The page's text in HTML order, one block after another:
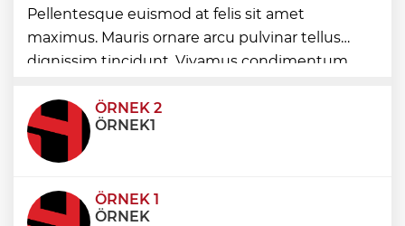
Çin’de Dolphin tayfunu için kırmızı
alarm!
Pellentesque euismod at felis sit amet
maximus. Mauris ornare arcu pulvinar tellus
dignissim tincidunt. Vivamus condimentum
condimentum eros et, faucibus sapien. Praese
ÖRNEK 2
ÖRNEK1
ÖRNEK 1
ÖRNEK